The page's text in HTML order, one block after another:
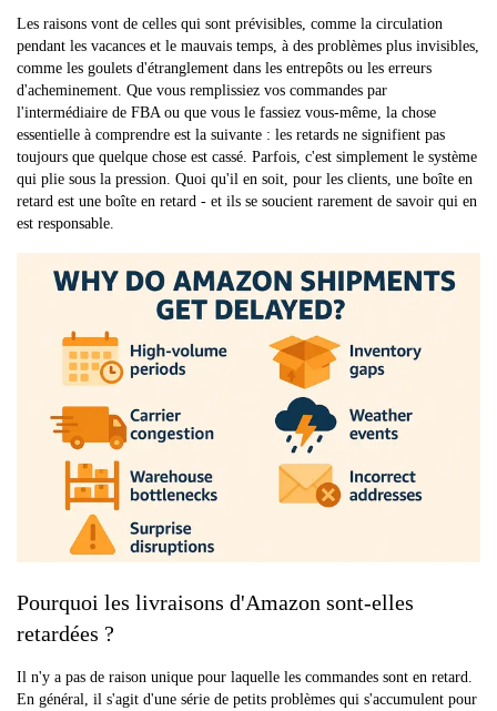
Les raisons vont de celles qui sont prévisibles, comme la circulation
pendant les vacances et le mauvais temps, à des problèmes plus invisibles,
comme les goulets d'étranglement dans les entrepôts ou les erreurs
d'acheminement. Que vous remplissiez vos commandes par
l'intermédiaire de FBA ou que vous le fassiez vous-même, la chose
essentielle à comprendre est la suivante : les retards ne signifient pas
toujours que quelque chose est cassé. Parfois, c'est simplement le système
qui plie sous la pression. Quoi qu'il en soit, pour les clients, une boîte en
retard est une boîte en retard - et ils se soucient rarement de savoir qui en
est responsable.
Pourquoi les livraisons d'Amazon sont-elles
retardées ?
Il n'y a pas de raison unique pour laquelle les commandes sont en retard.
En général, il s'agit d'une série de petits problèmes qui s'accumulent pour